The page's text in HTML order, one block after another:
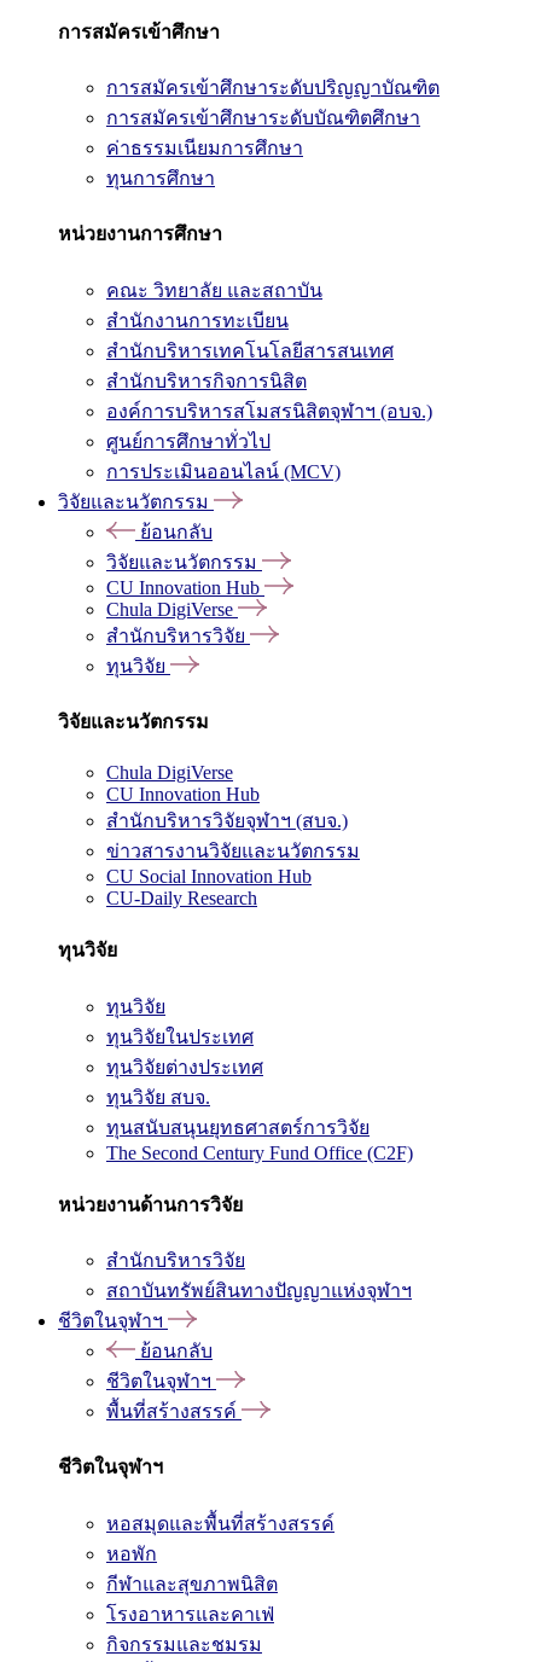
การสมัครเข้าศึกษา
การสมัครเข้าศึกษาระดับปริญญาบัณฑิต
การสมัครเข้าศึกษาระดับบัณฑิตศึกษา
ค่าธรรมเนียมการศึกษา
ทุนการศึกษา
หน่วยงานการศึกษา
คณะ วิทยาลัย และสถาบัน
สำนักงานการทะเบียน
สำนักบริหารเทคโนโลยีสารสนเทศ
สำนักบริหารกิจการนิสิต
องค์การบริหารสโมสรนิสิตจุฬาฯ (อบจ.)
ศูนย์การศึกษาทั่วไป
การประเมินออนไลน์ (MCV)
วิจัยและนวัตกรรม
ย้อนกลับ
วิจัยและนวัตกรรม
CU Innovation Hub
Chula DigiVerse
สำนักบริหารวิจัย
ทุนวิจัย
วิจัยและนวัตกรรม
Chula DigiVerse
CU Innovation Hub
สำนักบริหารวิจัยจุฬาฯ (สบจ.)
ข่าวสารงานวิจัยและนวัตกรรม
CU Social Innovation Hub
CU-Daily Research
ทุนวิจัย
ทุนวิจัย
ทุนวิจัยในประเทศ
ทุนวิจัยต่างประเทศ
ทุนวิจัย สบจ.
ทุนสนับสนุนยุทธศาสตร์การวิจัย
The Second Century Fund Office (C2F)
หน่วยงานด้านการวิจัย
สำนักบริหารวิจัย
สถาบันทรัพย์สินทางปัญญาแห่งจุฬาฯ
ชีวิตในจุฬาฯ
ย้อนกลับ
ชีวิตในจุฬาฯ
พื้นที่สร้างสรรค์
ชีวิตในจุฬาฯ
หอสมุดและพื้นที่สร้างสรรค์
หอพัก
กีฬาและสุขภาพนิสิต
โรงอาหารและคาเฟ่
กิจกรรมและชมรม